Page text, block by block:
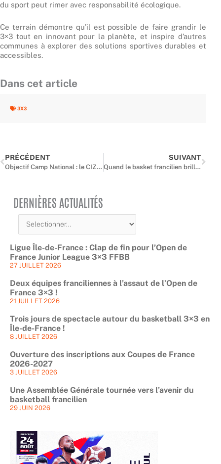
du sport peut rimer avec responsabilité écologique.
Ce terrain démontre qu’il est possible de faire grandir le
3×3 tout en innovant pour la planète, et inspire d’autres
communes à explorer des solutions sportives durables et
accessibles.
Dans cet article
3X3
PRÉCÉDENT
Objectif Camp National : le CIZ U15 comme première étape de détection pour nos Espoirs franciliens.
SUIVANT
Quand le basket francilien brille à l’Assemblée Générale
DERNIÈRES ACTUALITÉS
Ligue Île-de-France : Clap de fin pour l’Open de
France Junior League 3×3 FFBB
27 JUILLET 2026
Deux équipes franciliennes à l’assaut de l’Open de
France 3×3 !
21 JUILLET 2026
Trois jours de spectacle autour du basketball 3×3 en
Île-de-France !
8 JUILLET 2026
Ouverture des inscriptions aux Coupes de France
2026-2027
3 JUILLET 2026
Une Assemblée Générale tournée vers l’avenir du
basketball francilien
29 JUIN 2026